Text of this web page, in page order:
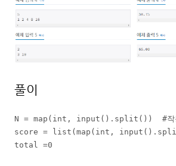
풀이
N = map(int, input().split())  #작
score = list(map(int,
total =0